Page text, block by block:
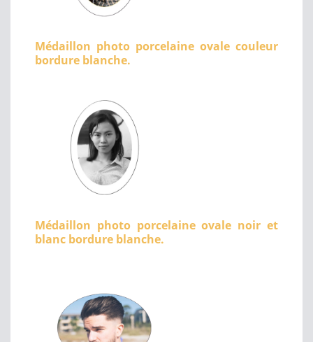
Médaillon photo porcelaine ovale couleur
bordure blanche.
Médaillon photo porcelaine ovale noir et
blanc bordure blanche.